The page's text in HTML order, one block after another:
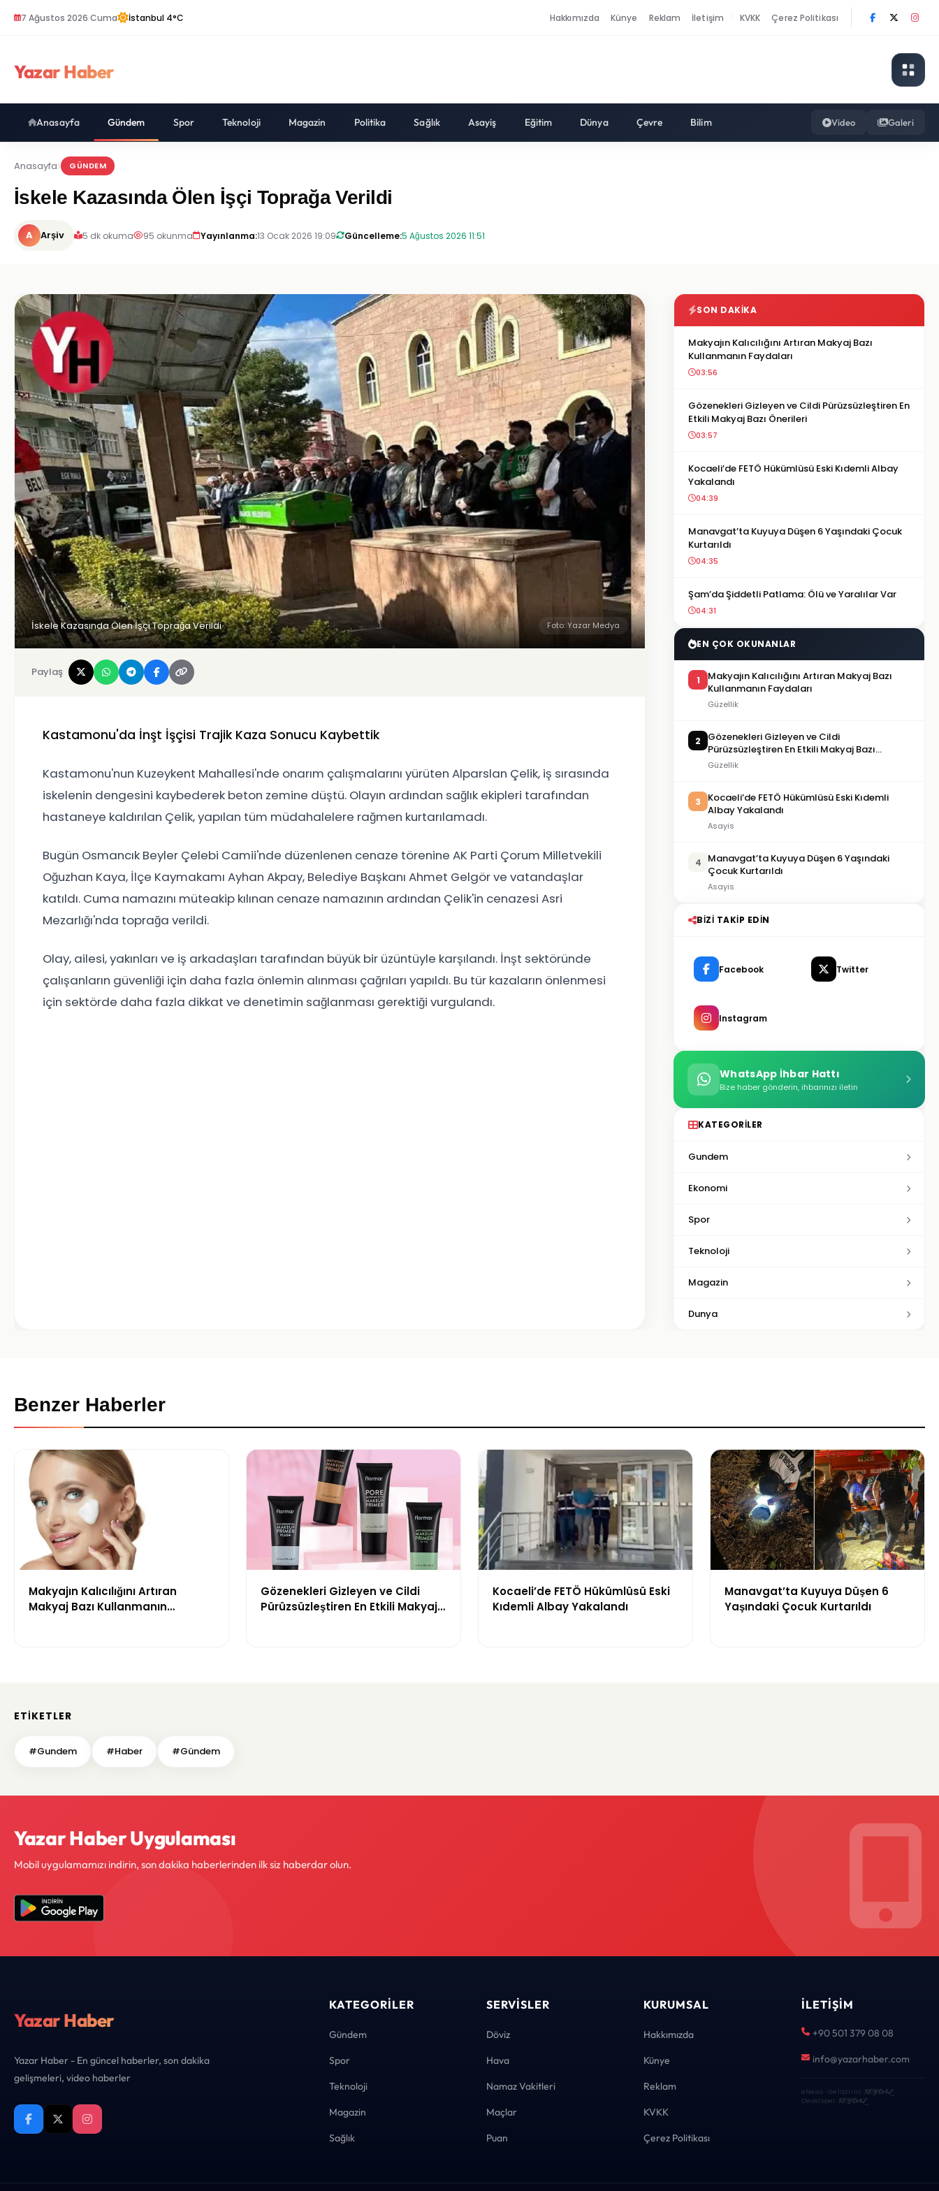
7 Ağustos 2026 Cuma İstanbul 4°C Hakkımızda Künye Reklam İletişim KVKK Çerez Politikası
Yazar Haber
Anasayfa Gündem Spor Teknoloji Magazin Politika Sağlık Asayiş Eğitim Dünya Çevre Bilim Video Galeri
Anasayfa GÜNDEM
İskele Kazasında Ölen İşçi Toprağa Verildi
A Arşiv 5 dk okuma 95 okunma Yayınlanma:13 Ocak 2026 19:09 Güncelleme:5 Ağustos 2026 11:51
İskele Kazasında Ölen İşçi Toprağa Verildi Foto: Yazar Medya
Paylaş
Kastamonu'da İnşt İşçisi Trajik Kaza Sonucu Kaybettik
Kastamonu'nun Kuzeykent Mahallesi'nde onarım çalışmalarını yürüten Alparslan Çelik, iş sırasında
iskelenin dengesini kaybederek beton zemine düştü. Olayın ardından sağlık ekipleri tarafından
hastaneye kaldırılan Çelik, yapılan tüm müdahalelere rağmen kurtarılamadı.
Bugün Osmancık Beyler Çelebi Camii'nde düzenlenen cenaze törenine AK Parti Çorum Milletvekili
Oğuzhan Kaya, İlçe Kaymakamı Ayhan Akpay, Belediye Başkanı Ahmet Gelgör ve vatandaşlar
katıldı. Cuma namazını müteakip kılınan cenaze namazının ardından Çelik'in cenazesi Asri
Mezarlığı'nda toprağa verildi.
Olay, ailesi, yakınları ve iş arkadaşları tarafından büyük bir üzüntüyle karşılandı. İnşt sektöründe
çalışanların güvenliği için daha fazla önlemin alınması çağrıları yapıldı. Bu tür kazaların önlenmesi
için sektörde daha fazla dikkat ve denetimin sağlanması gerektiği vurgulandı.
SON DAKIKA
Makyajın Kalıcılığını Artıran Makyaj Bazı
Kullanmanın Faydaları
03:56
Gözenekleri Gizleyen ve Cildi Pürüzsüzleştiren En
Etkili Makyaj Bazı Önerileri
03:57
Kocaeli’de FETÖ Hükümlüsü Eski Kıdemli Albay
Yakalandı
04:39
Manavgat’ta Kuyuya Düşen 6 Yaşındaki Çocuk
Kurtarıldı
04:35
Şam’da Şiddetli Patlama: Ölü ve Yaralılar Var
04:31
EN ÇOK OKUNANLAR
1
Makyajın Kalıcılığını Artıran Makyaj Bazı
Kullanmanın Faydaları
Güzellik
2
Gözenekleri Gizleyen ve Cildi
Pürüzsüzleştiren En Etkili Makyaj Bazı
Önerileri
Güzellik
3
Kocaeli’de FETÖ Hükümlüsü Eski Kıdemli
Albay Yakalandı
Asayis
4
Manavgat’ta Kuyuya Düşen 6 Yaşındaki
Çocuk Kurtarıldı
Asayis
BIZI TAKIP EDIN
Facebook Twitter
Instagram
WhatsApp İhbar Hattı
Bize haber gönderin, ihbarınızı iletin
KATEGORILER
Gundem
Ekonomi
Spor
Teknoloji
Magazin
Dunya
Benzer Haberler
Makyajın Kalıcılığını Artıran
Makyaj Bazı Kullanmanın
Gözenekleri Gizleyen ve Cildi
Pürüzsüzleştiren En Etkili Makyaj
Kocaeli’de FETÖ Hükümlüsü Eski
Kıdemli Albay Yakalandı
Manavgat’ta Kuyuya Düşen 6
Yaşındaki Çocuk Kurtarıldı
ETIKETLER
#Gundem #Haber #Gündem
Yazar Haber Uygulaması
Mobil uygulamamızı indirin, son dakika haberlerinden ilk siz haberdar olun.
Yazar Haber
Yazar Haber - En güncel haberler, son dakika
gelişmeleri, video haberler
KATEGORILER
Gündem
Spor
Teknoloji
Magazin
Sağlık
SERVISLER
Döviz
Hava
Namaz Vakitleri
Maçlar
Puan
KURUMSAL
Hakkımızda
Künye
Reklam
KVKK
Çerez Politikası
İLETIŞIM
+90 501 379 08 08
info@yazarhaber.com
eNews · Geliştirici KEYDAL·
Developer KEYDAL